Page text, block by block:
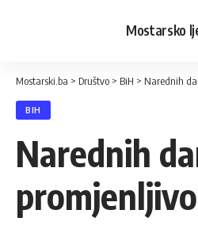
Mostarsko
Mostarski.ba > Društvo > BiH > Narednih
BIH
Narednih